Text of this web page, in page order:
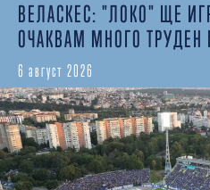
ВЕЛАСКЕС: "ЛОКО" ЩЕ
ОЧАКВАМ МНОГО ТРУДЕН
6 август 2026